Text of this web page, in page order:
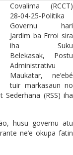
Covalima (RCCT)
28-04-25-Politika
Governu hari
Jardim ba Erroi sira
iha Suku
Belekasak, Postu
Administrativu
Maukatar, ne’ebé
tuir markasaun no
(RSS) iha
husu governu atu
ne’e okupa fatin